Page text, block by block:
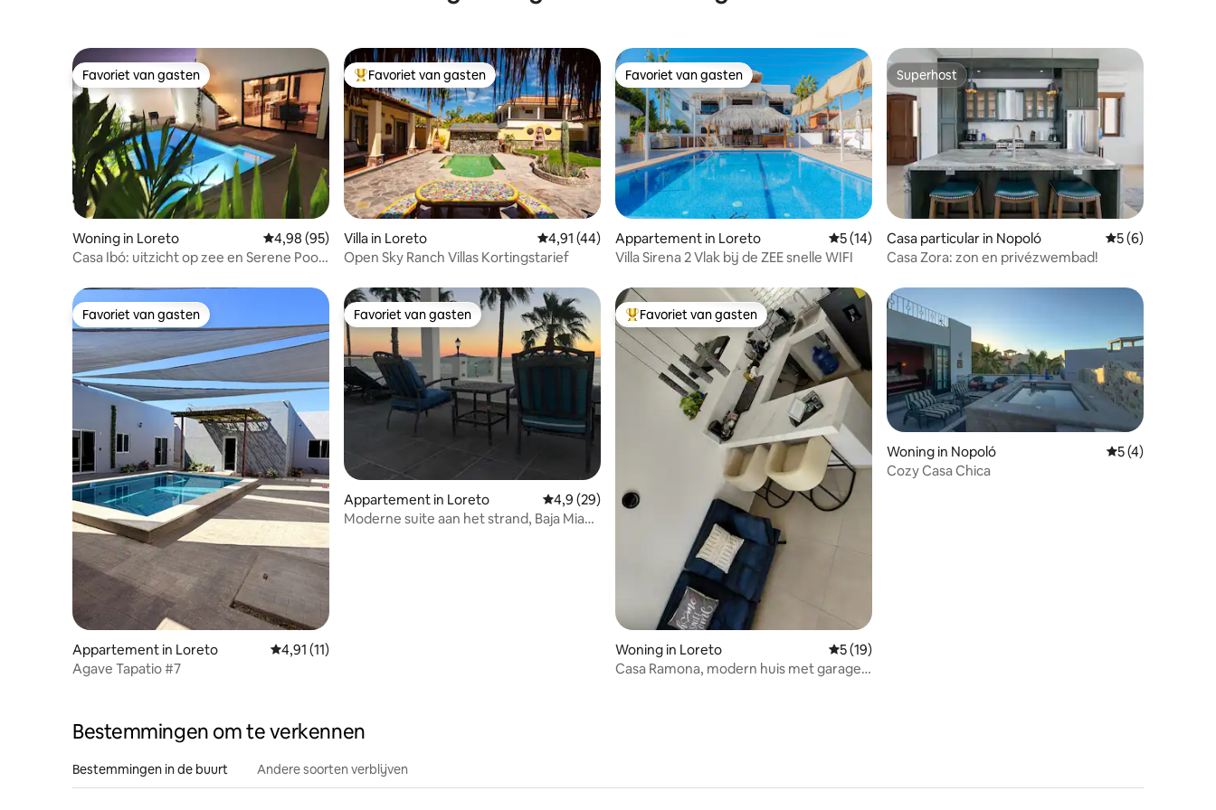
Favoriet van gasten
Favoriet van gasten
Woning in Loreto Gemiddelde beoordeling van 4,98 op 5, 95 recensies
4,98 (95)
Casa Ibó: uitzicht op zee en Serene Pool
Topfavoriet van gasten
Favoriet van gasten
Villa in Loreto Gemiddelde beoordeling van 4,91 op 5, 44 recensies
4,91 (44)
Open Sky Ranch Villas Kortingstarief
Favoriet van gasten
Favoriet van gasten
Appartement in Loreto Gemiddelde beoordeling van 5 op 5, 14 recensies
5 (14)
Villa Sirena 2 Vlak bij de ZEE snelle WIFI
Superhost
Superhost
Casa particular in Nopoló Gemiddelde
5 (6)
Casa Zora: zon en privézwembad!
Favoriet van gasten
Favoriet van gasten
Appartement in Loreto Gemiddelde beoordeling van 4,91 op 5, 11 recensies
4,91 (11)
Agave Tapatio #7
Favoriet van gasten
Favoriet van gasten
Appartement in Loreto Gemiddelde beoordeling van 4,9 op 5, 29 recensies
4,9 (29)
Moderne suite aan het strand, Baja Mia
Topfavoriet van gasten
Favoriet van gasten
Woning in Loreto Gemiddelde beoordeling van 5 op 5, 19 recensies
5 (19)
Casa Ramona, modern huis met garage
Woning in Nopoló Gemiddelde
5 (4)
Cozy Casa Chica
Bestemmingen om te verkennen
Bestemmingen in de buurt Andere soorten verblijven